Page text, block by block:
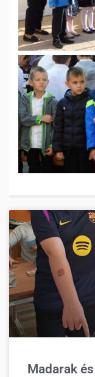
Madarak